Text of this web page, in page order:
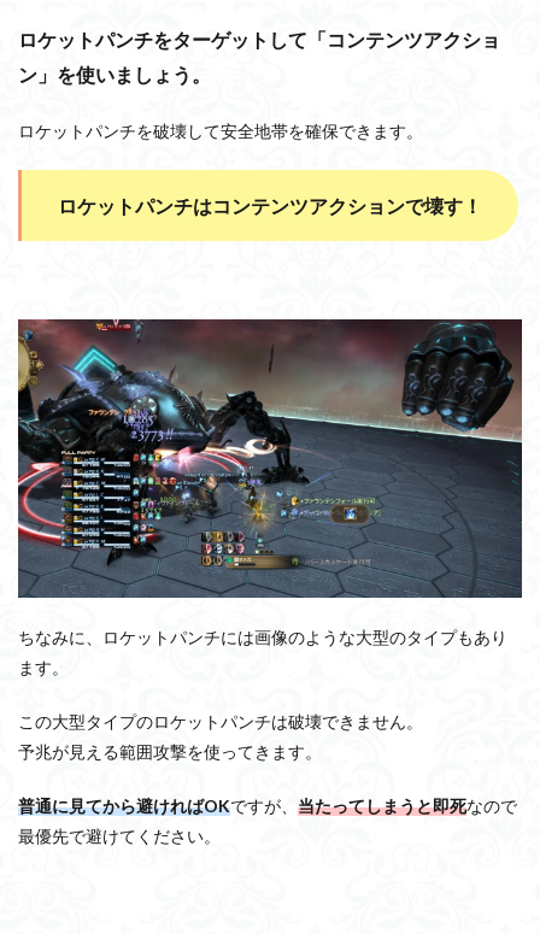
ロケットパンチをターゲットして「コンテンツアクショ
ン」を使いましょう。
ロケットパンチを破壊して安全地帯を確保できます。
ロケットパンチはコンテンツアクションで壊す！
ちなみに、ロケットパンチには画像のような大型のタイプもあり
ます。
この大型タイプのロケットパンチは破壊できません。
予兆が見える範囲攻撃を使ってきます。
普通に見てから避ければOKですが、 当たってしまうと即死なので
最優先で避けてください。